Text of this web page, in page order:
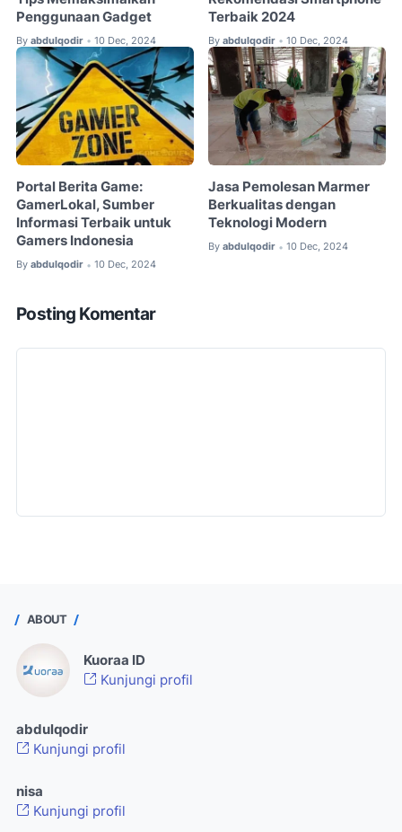
Penggunaan Gadget
By abdulqodir • 10 Dec, 2024
Terbaik 2024
By abdulqodir • 10 Dec, 2024
Portal Berita Game:
GamerLokal, Sumber
Informasi Terbaik untuk
Gamers Indonesia
By abdulqodir • 10 Dec, 2024
Jasa Pemolesan Marmer
Berkualitas dengan
Teknologi Modern
By abdulqodir • 10 Dec, 2024
Posting Komentar
ABOUT
Kuoraa ID
Kunjungi profil
abdulqodir
Kunjungi profil
nisa
Kunjungi profil